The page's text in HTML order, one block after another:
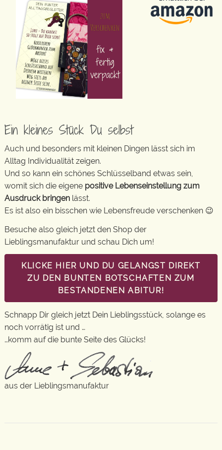
Ein kleines Stück Du selbst
Auch und besonders mit kleinen Dingen lässt sich im
Alltag Individualität zeigen.
Und so kann ein schönes Schlüsselband etwas sein,
womit sich die eigene positive Lebenseinstellung zum
Ausdruck bringen lässt.
Es ist also ein bisschen wie Lebensfreude verschenken 😉
Besuche also gleich jetzt den Shop der
Lieblingsmanufaktur und schau Dich um!
KLICKE HIER UND DU GELANGST DIREKT
ZU DEN BUNTEN BOTSCHAFTEN ZUM
BESTANDENEN ABITUR!
Schnapp Dir gleich jetzt Dein Lieblingsstück, solange es
noch vorrätig ist und …
…komm auf die bunte Seite des Glücks!
aus der Lieblingsmanufaktur